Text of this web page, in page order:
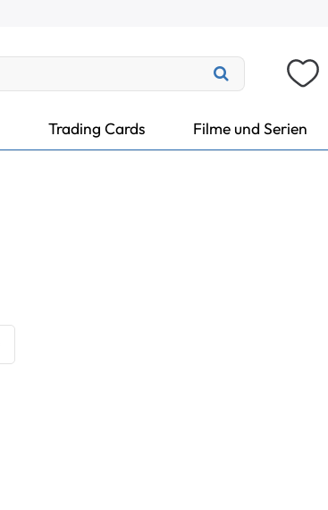
Trading Cards Filme und Serien